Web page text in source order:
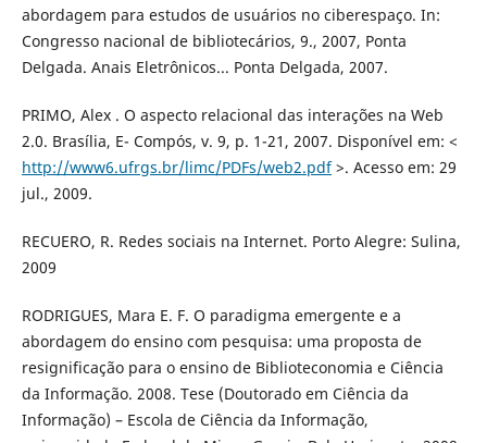
abordagem para estudos de usuários no ciberespaço. In:
Congresso nacional de bibliotecários, 9., 2007, Ponta
Delgada. Anais Eletrônicos... Ponta Delgada, 2007.
PRIMO, Alex . O aspecto relacional das interações na Web
2.0. Brasília, E- Compós, v. 9, p. 1-21, 2007. Disponível em: <
http://www6.ufrgs.br/limc/PDFs/web2.pdf>. Acesso em: 29
jul., 2009.
RECUERO, R. Redes sociais na Internet. Porto Alegre: Sulina,
2009
RODRIGUES, Mara E. F. O paradigma emergente e a
abordagem do ensino com pesquisa: uma proposta de
resignificação para o ensino de Biblioteconomia e Ciência
da Informação. 2008. Tese (Doutorado em Ciência da
Informação) – Escola de Ciência da Informação,